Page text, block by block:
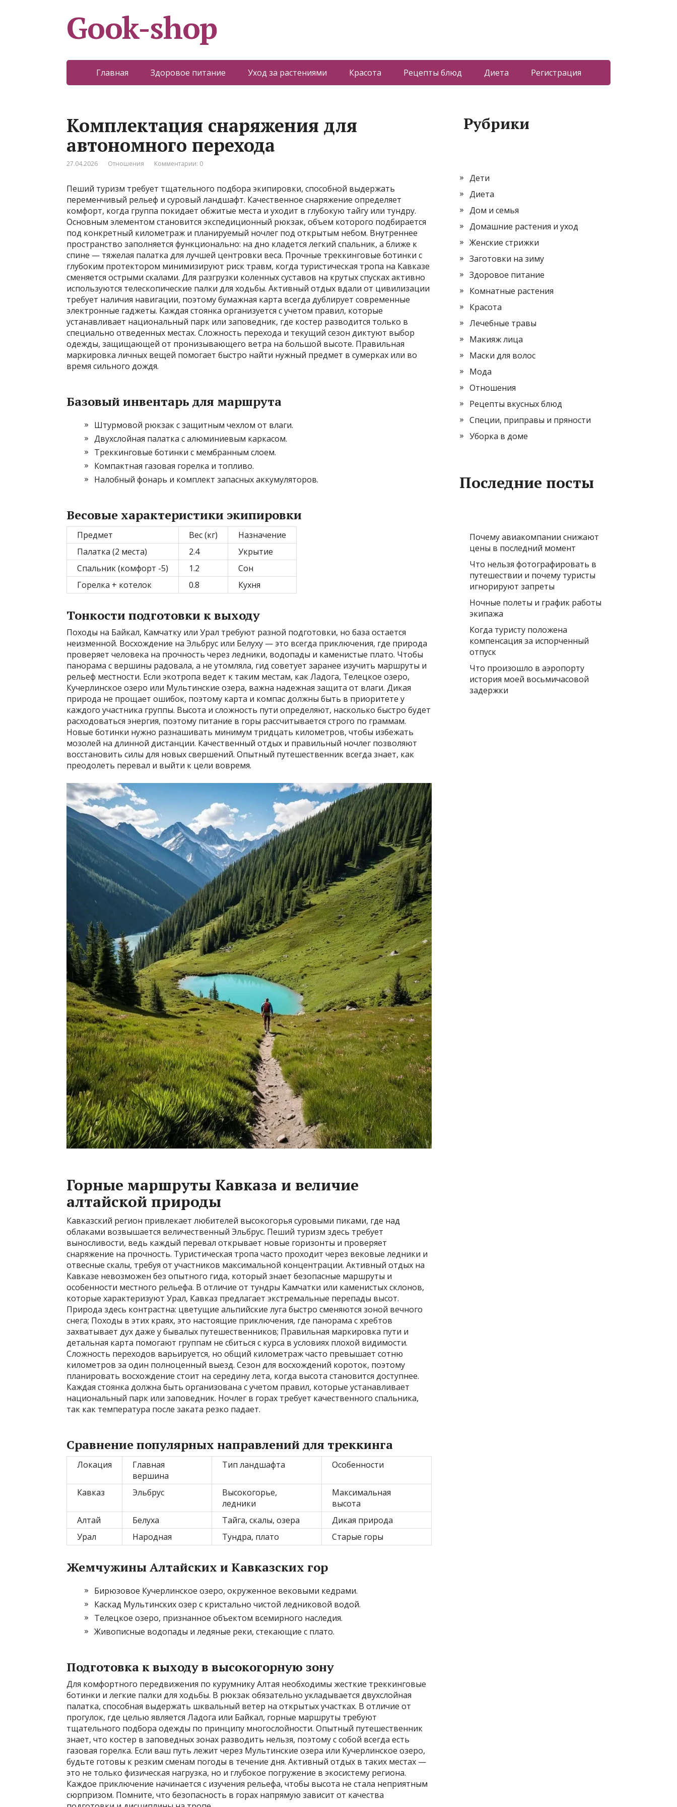
Gook-shop
Главная Здоровое питание Уход за растениями Красота Рецепты блюд Диета Регистрация
Комплектация снаряжения для
автономного перехода
27.04.2026 Отношения Комментарии: 0
Пеший туризм требует тщательного подбора экипировки, способной выдержать
переменчивый рельеф и суровый ландшафт. Качественное снаряжение определяет
комфорт, когда группа покидает обжитые места и уходит в глубокую тайгу или тундру.
Основным элементом становится экспедиционный рюкзак, объем которого подбирается
под конкретный километраж и планируемый ночлег под открытым небом. Внутреннее
пространство заполняется функционально: на дно кладется легкий спальник, а ближе к
спине — тяжелая палатка для лучшей центровки веса. Прочные треккинговые ботинки с
глубоким протектором минимизируют риск травм, когда туристическая тропа на Кавказе
сменяется острыми скалами. Для разгрузки коленных суставов на крутых спусках активно
используются телескопические палки для ходьбы. Активный отдых вдали от цивилизации
требует наличия навигации, поэтому бумажная карта всегда дублирует современные
электронные гаджеты. Каждая стоянка организуется с учетом правил, которые
устанавливает национальный парк или заповедник, где костер разводится только в
специально отведенных местах. Сложность перехода и текущий сезон диктуют выбор
одежды, защищающей от пронизывающего ветра на большой высоте. Правильная
маркировка личных вещей помогает быстро найти нужный предмет в сумерках или во
время сильного дождя.
Базовый инвентарь для маршрута
Штурмовой рюкзак с защитным чехлом от влаги.
Двухслойная палатка с алюминиевым каркасом.
Треккинговые ботинки с мембранным слоем.
Компактная газовая горелка и топливо.
Налобный фонарь и комплект запасных аккумуляторов.
Весовые характеристики экипировки
Предмет Вес (кг)
Назначение
Палатка (2 места)
2.4
Укрытие
Спальник (комфорт -5)
1.2
Сон
Горелка + котелок
0.8 Кухня
Тонкости подготовки к выходу
Походы на Байкал, Камчатку или Урал требуют разной подготовки, но база остается
неизменной. Восхождение на Эльбрус или Белуху — это всегда приключения, где природа
проверяет человека на прочность через ледники, водопады и каменистые плато. Чтобы
панорама с вершины радовала, а не утомляла, гид советует заранее изучить маршруты и
рельеф местности. Если экотропа ведет к таким местам, как Ладога, Телецкое озеро,
Кучерлинское озеро или Мультинские озера, важна надежная защита от влаги. Дикая
природа не прощает ошибок, поэтому карта и компас должны быть в приоритете у
каждого участника группы. Высота и сложность пути определяют, насколько быстро будет
расходоваться энергия, поэтому питание в горы рассчитывается строго по граммам.
Новые ботинки нужно разнашивать минимум тридцать километров, чтобы избежать
мозолей на длинной дистанции. Качественный отдых и правильный ночлег позволяют
восстановить силы для новых свершений. Опытный путешественник всегда знает, как
преодолеть перевал и выйти к цели вовремя.
Горные маршруты Кавказа и величие
алтайской природы
Кавказский регион привлекает любителей высокогорья суровыми пиками, где над
облаками возвышается величественный Эльбрус. Пеший туризм здесь требует
выносливости, ведь каждый перевал открывает новые горизонты и проверяет
снаряжение на прочность. Туристическая тропа часто проходит через вековые ледники и
отвесные скалы, требуя от участников максимальной концентрации. Активный отдых на
Кавказе невозможен без опытного гида, который знает безопасные маршруты и
особенности местного рельефа. В отличие от тундры Камчатки или каменистых склонов,
которые характеризуют Урал, Кавказ предлагает экстремальные перепады высот.
Природа здесь контрастна: цветущие альпийские луга быстро сменяются зоной вечного
снега; Походы в этих краях, это настоящие приключения, где панорама с хребтов
захватывает дух даже у бывалых путешественников; Правильная маркировка пути и
детальная карта помогают группам не сбиться с курса в условиях плохой видимости.
Сложность переходов варьируется, но общий километраж часто превышает сотню
километров за один полноценный выезд. Сезон для восхождений короток, поэтому
планировать восхождение стоит на середину лета, когда высота становится доступнее.
Каждая стоянка должна быть организована с учетом правил, которые устанавливает
национальный парк или заповедник. Ночлег в горах требует качественного спальника,
так как температура после заката резко падает.
Сравнение популярных направлений для треккинга
Локация
Главная
вершина
Тип ландшафта Особенности
Кавказ Эльбрус
Высокогорье,
ледники
Максимальная
высота
Алтай
Белуха Тайга, скалы, озера
Дикая природа
Урал
Народная Тундра, плато Старые горы
Жемчужины Алтайских и Кавказских гор
Бирюзовое Кучерлинское озеро, окруженное вековыми кедрами.
Каскад Мультинских озер с кристально чистой ледниковой водой.
Телецкое озеро, признанное объектом всемирного наследия.
Живописные водопады и ледяные реки, стекающие с плато.
Подготовка к выходу в высокогорную зону
Для комфортного передвижения по курумнику Алтая необходимы жесткие треккинговые
ботинки и легкие палки для ходьбы. В рюкзак обязательно укладывается двухслойная
палатка, способная выдержать шквальный ветер на открытых участках. В отличие от
прогулок, где целью является Ладога или Байкал, горные маршруты требуют
тщательного подбора одежды по принципу многослойности. Опытный путешественник
знает, что костер в заповедных зонах разводить нельзя, поэтому с собой всегда есть
газовая горелка. Если ваш путь лежит через Мультинские озера или Кучерлинское озеро,
будьте готовы к резким сменам погоды в течение дня. Активный отдых в таких местах —
это не только физическая нагрузка, но и глубокое погружение в экосистему региона.
Каждое приключение начинается с изучения рельефа, чтобы высота не стала неприятным
сюрпризом. Помните, что безопасность в горах напрямую зависит от качества
Рубрики
Дети
Диета
Дом и семья
Домашние растения и уход
Женские стрижки
Заготовки на зиму
Здоровое питание
Комнатные растения
Красота
Лечебные травы
Макияж лица
Маски для волос
Мода
Отношения
Рецепты вкусных блюд
Специи, приправы и пряности
Уборка в доме
Последние посты
Почему авиакомпании снижают
цены в последний момент
Что нельзя фотографировать в
путешествии и почему туристы
игнорируют запреты
Ночные полеты и график работы
экипажа
Когда туристу положена
компенсация за испорченный
отпуск
Что произошло в аэропорту
история моей восьмичасовой
задержки